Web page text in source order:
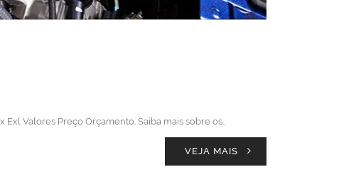
Valores Preço Orçamento. Saiba mais sobre os…
VEJA MAIS